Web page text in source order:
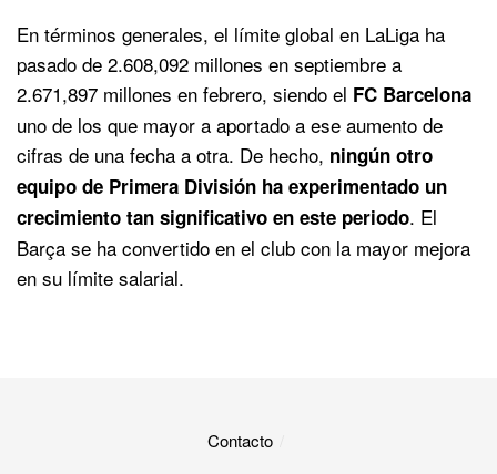
En términos generales, el límite global en LaLiga ha
pasado de 2.608,092 millones en septiembre a
2.671,897 millones en febrero, siendo el FC Barcelona
uno de los que mayor a aportado a ese aumento de
cifras de una fecha a otra. De hecho, ningún otro
equipo de Primera División ha experimentado un
crecimiento tan significativo en este periodo. El
Barça se ha convertido en el club con la mayor mejora
en su límite salarial.
Contacto